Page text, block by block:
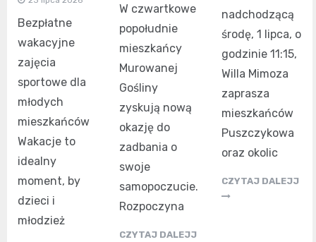
Bezpłatne
wakacyjne
zajęcia
sportowe dla
młodych
mieszkańców
Wakacje to
idealny
moment, by
dzieci i
młodzież
W czwartkowe
popołudnie
mieszkańcy
Murowanej
Gośliny
zyskują nową
okazję do
zadbania o
swoje
samopoczucie.
Rozpoczyna
CZYTAJ DALEJJ
nadchodzącą
środę, 1 lipca, o
godzinie 11:15,
Willa Mimoza
zaprasza
mieszkańców
Puszczykowa
oraz okolic
CZYTAJ DALEJJ